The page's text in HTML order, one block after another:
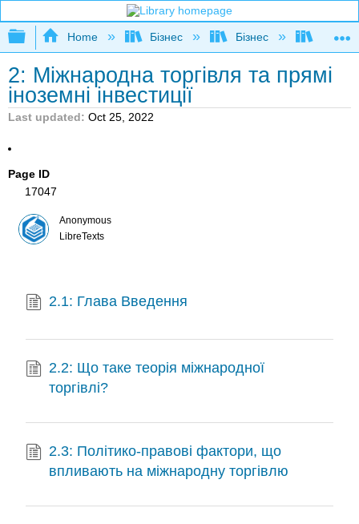
Expand/collapse global hierarchy
Home Бізнес Бізнес
2: Міжнародна торгівля та прямі
іноземні інвестиції
Last updated Oct 25, 2022
Page ID
17047
Anonymous
LibreTexts
2.1: Глава Введення
2.2: Що таке теорія міжнародної
торгівлі?
2.3: Політико-правові фактори, що
впливають на міжнародну торгівлю